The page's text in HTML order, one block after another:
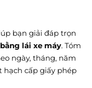
bạn giải đáp trọn
lái xe máy. Tóm
ngày, tháng, năm
hạch cấp giấy phép